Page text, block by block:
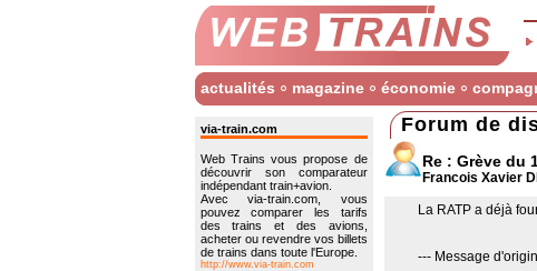
actualités magazine économie
via-train.com
Web Trains vous propose de
découvrir son comparateur
indépendant train+avion.
Avec via-train.com, vous
pouvez comparer les tarifs
des trains et des avions,
acheter ou revendre vos billets
de trains dans toute l'Europe.
http://www.via-train.com
Forum de
Re : Grève du
Francois Xavier
La RATP a déjà
--- Message